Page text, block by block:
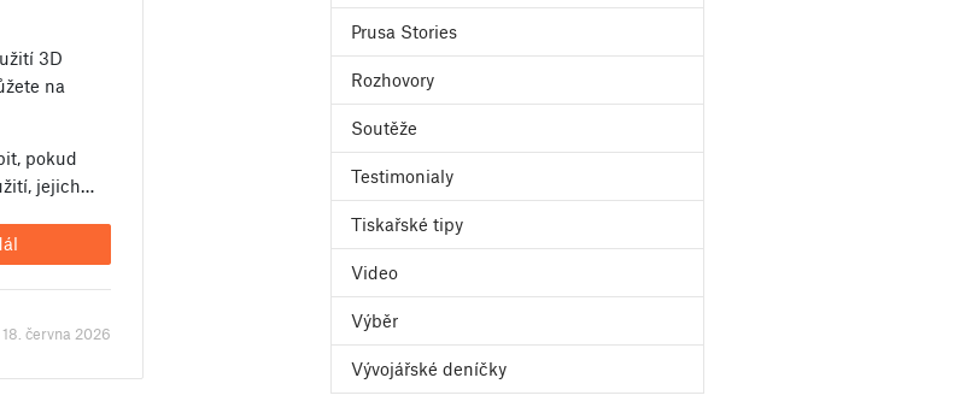
3D
na
pokud
jejich…
18. června 2026
Prusa Stories
Rozhovory
Soutěže
Testimonialy
Tiskařské tipy
Video
Výběr
Vývojářské deníčky